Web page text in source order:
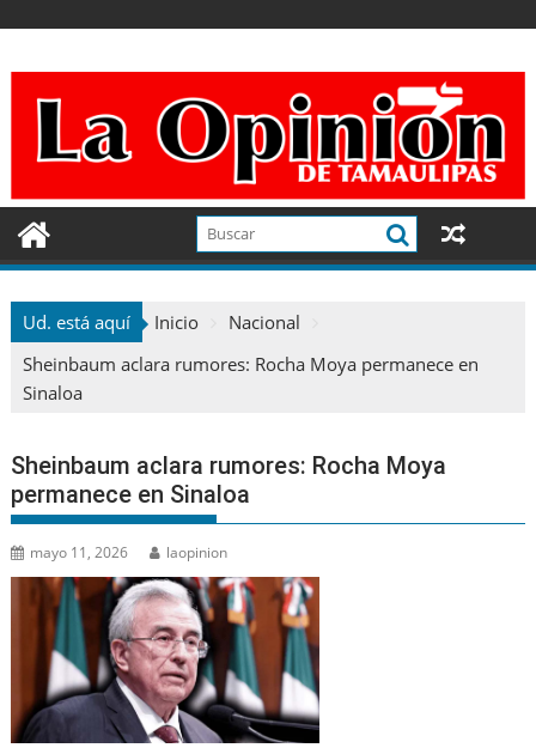
contenido
Ud. está aquí Inicio
Nacional
Sheinbaum aclara rumores: Rocha Moya permanece en
Sinaloa
Sheinbaum aclara rumores: Rocha Moya
permanece en Sinaloa
mayo 11, 2026 laopinion